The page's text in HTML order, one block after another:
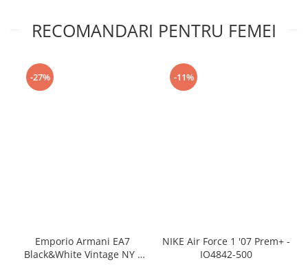
RECOMANDARI PENTRU FEMEI
-27%
Emporio Armani EA7
Black&White Vintage NY -
-11%
NIKE Air Force 1 '07 Prem+ -
IO4842-500